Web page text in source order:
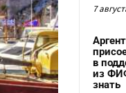
7
в
из
знать